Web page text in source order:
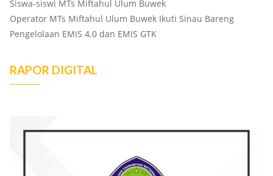
Siswa-siswi MTs Miftahul Ulum Buwek
Operator MTs Miftahul Ulum Buwek Ikuti Sinau Bareng
Pengelolaan EMIS 4.0 dan EMIS GTK
RAPOR DIGITAL